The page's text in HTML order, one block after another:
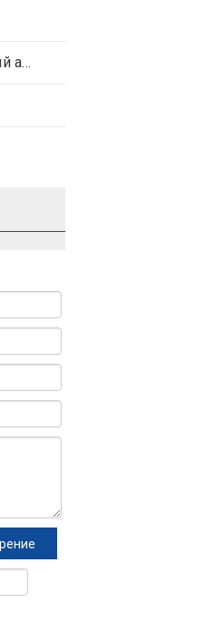
Органический элементный анализ